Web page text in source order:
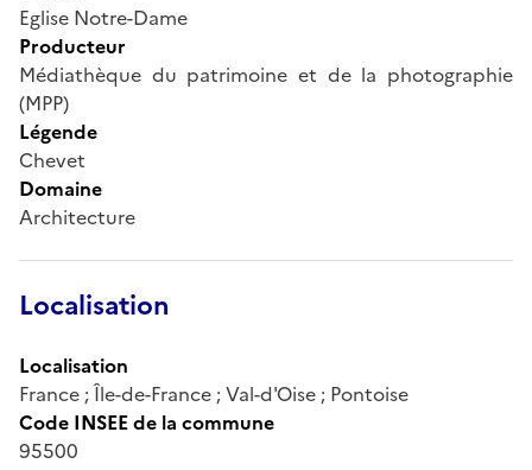
Eglise Notre-Dame
Producteur
Médiathèque du patrimoine et de la photographie
(MPP)
Légende
Chevet
Domaine
Architecture
Localisation
Localisation
France ; Île-de-France ; Val-d'Oise ; Pontoise
Code INSEE de la commune
95500